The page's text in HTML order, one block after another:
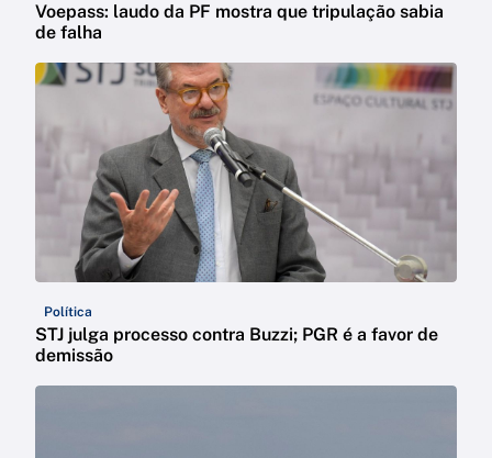
Voepass: laudo da PF mostra que tripulação sabia
de falha
Política
STJ julga processo contra Buzzi; PGR é a favor de
demissão